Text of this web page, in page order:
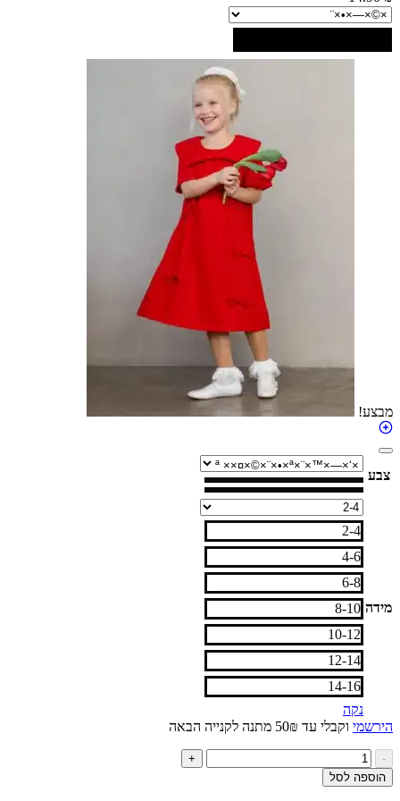
-
אטום
מבצע!
צבע
מידה
2-4
4-6
6-8
8-10
10-12
12-14
14-16
נקה
הירשמי וקבלי עד 50₪ מתנה לקנייה הבאה
-
כמות
של
גרביון
+
הוספה לסל